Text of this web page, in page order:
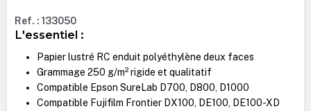
Ref. : 133050
L'essentiel :
Papier lustré RC enduit polyéthylène deux faces
Grammage 250 g/m² rigide et qualitatif
Compatible Epson SureLab D700, D800, D1000
Compatible Fujifilm Frontier DX100, DE100, DE100-XD